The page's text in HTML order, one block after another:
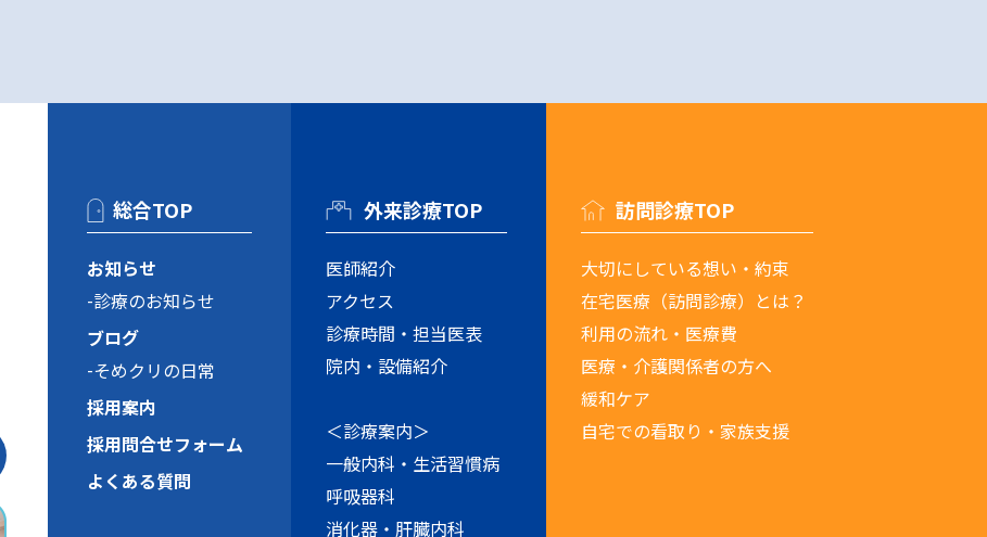
総合TOP
お知らせ
診療のお知らせ
ブログ
そめクリの日常
採用案内
採用問合せフォーム
よくある質問
外来診療TOP
医師紹介
アクセス
診療時間・担当医表
院内・設備紹介
＜診療案内＞
一般内科・生活習慣病
呼吸器科
消化器・肝臓内科
訪問診療TOP
大切にしている想い・約束
在宅医療（訪問診療）とは？
利用の流れ・医療費
医療・介護関係者の方へ
緩和ケア
自宅での看取り・家族支援